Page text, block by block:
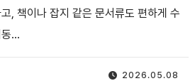
2026.05.08
, 책이나 잡지 같은 문서류도 편하게 수
동…